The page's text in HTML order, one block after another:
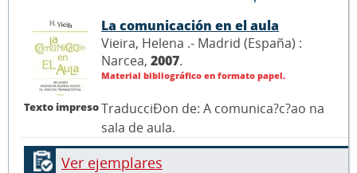
Texto impreso
La comunicación en el aula
Vieira, Helena .- Madrid (España) :
Narcea, 2007.
Material bibliográfico en formato papel.
TraducciÐon de: A comunica?c?ao na
sala de aula.
Ver ejemplares